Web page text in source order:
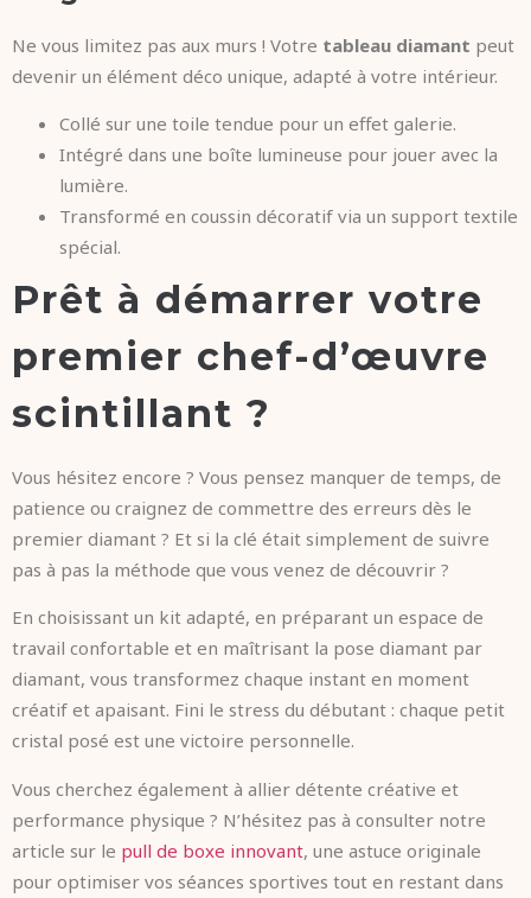
Ne vous limitez pas aux murs ! Votre tableau diamant peut
devenir un élément déco unique, adapté à votre intérieur.
Collé sur une toile tendue pour un effet galerie.
Intégré dans une boîte lumineuse pour jouer avec la
lumière.
Transformé en coussin décoratif via un support textile
spécial.
Prêt à démarrer votre
premier chef-d’œuvre
scintillant ?
Vous hésitez encore ? Vous pensez manquer de temps, de
patience ou craignez de commettre des erreurs dès le
premier diamant ? Et si la clé était simplement de suivre
pas à pas la méthode que vous venez de découvrir ?
En choisissant un kit adapté, en préparant un espace de
travail confortable et en maîtrisant la pose diamant par
diamant, vous transformez chaque instant en moment
créatif et apaisant. Fini le stress du débutant : chaque petit
cristal posé est une victoire personnelle.
Vous cherchez également à allier détente créative et
performance physique ? N’hésitez pas à consulter notre
article sur le pull de boxe innovant, une astuce originale
pour optimiser vos séances sportives tout en restant dans